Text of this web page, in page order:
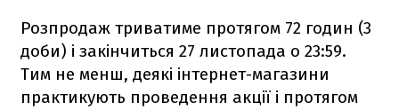
Розпродаж триватиме протягом 72 годин (3
доби) і закінчиться 27 листопада о 23:59.
Тим не менш, деякі інтернет-магазини
практикують проведення акції і протягом